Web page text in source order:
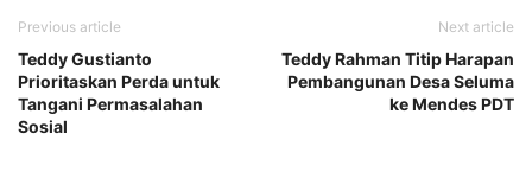
Previous article
Teddy Gustianto
Prioritaskan Perda untuk
Tangani Permasalahan
Sosial
Next article
Teddy Rahman Titip Harapan
Pembangunan Desa Seluma
ke Mendes PDT